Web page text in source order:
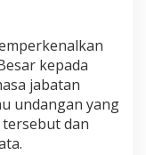
kepada
jabatan
undangan yang
dan